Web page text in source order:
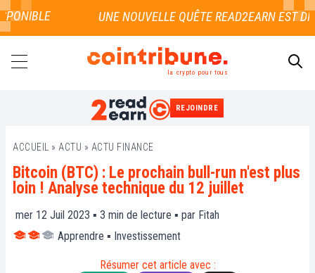
la crypto pour tous
REJOINDRE
ACCUEIL » ACTU » ACTU FINANCE
Bitcoin (BTC) : Le prochain bull-run n'est plus
loin ! Analyse technique du 12 juillet
mer 12 Juil 2023 ▪ 3 min de lecture ▪ par Fitah
Apprendre ▪ Investissement
Résumer cet article avec :